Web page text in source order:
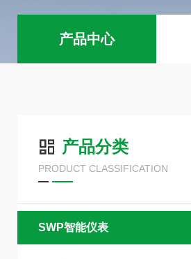
产品中心
产品分类
PRODUCT CLASSIFICATION
SWP智能仪表